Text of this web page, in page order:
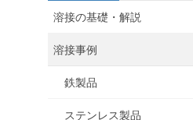
溶接の基礎・解説
溶接事例
鉄製品
ステンレス製品